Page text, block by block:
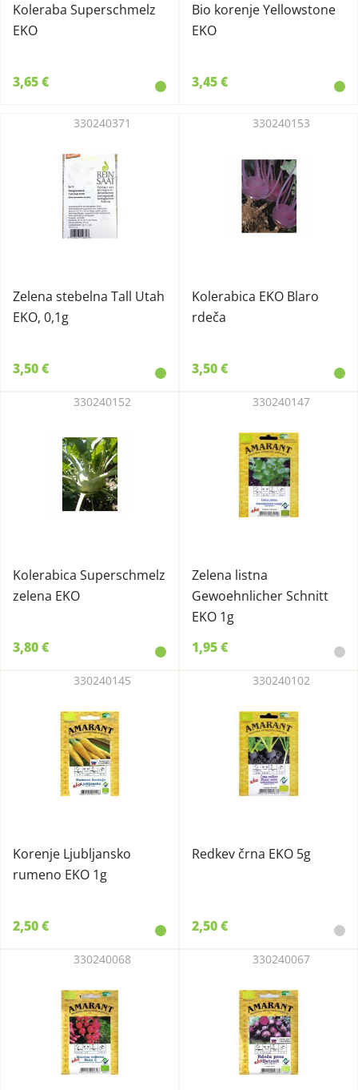
Koleraba Superschmelz
EKO
3,65 €
Bio korenje Yellowstone
EKO
3,45 €
Zelena stebelna Tall Utah
EKO, 0,1g
330240371
3,50 €
Kolerabica EKO Blaro
rdeča
330240153
3,50 €
Kolerabica Superschmelz
zelena EKO
330240152
3,80 €
Zelena listna
Gewoehnlicher Schnitt
EKO 1g
330240147
1,95 €
Korenje Ljubljansko
rumeno EKO 1g
330240145
2,50 €
Redkev črna EKO 5g
330240102
2,50 €
330240068 330240067